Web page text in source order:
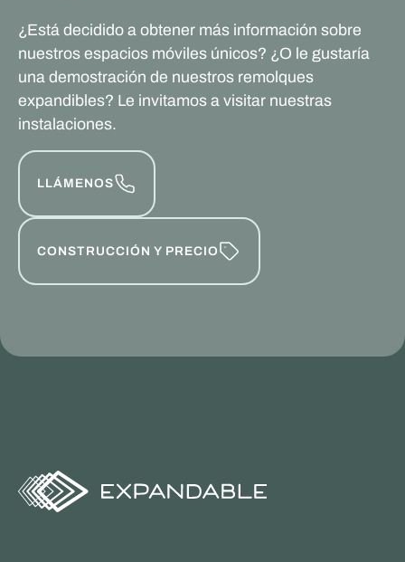
¿Está decidido a obtener más información sobre
nuestros espacios móviles únicos? ¿O le gustaría
una demostración de nuestros remolques
expandibles? Le invitamos a visitar nuestras
instalaciones.
LLÁMENOS
CONSTRUCCIÓN Y PRECIO